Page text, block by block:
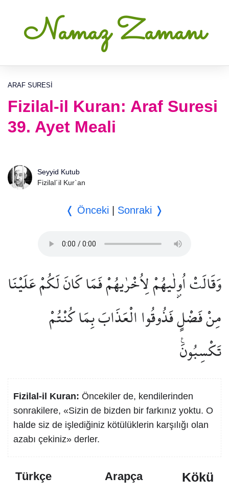
Namaz Zamanı
ARAF SURESI
Fizilal-il Kuran: Araf Suresi
39. Ayet Meali
Seyyid Kutub
Fizilal´il Kur`an
❬ Önceki Sonraki ❭
وَقَالَتْ اُو۫لٰيهُمْ لِاُخْرٰيهُمْ فَمَا كَانَ لَكُمْ عَلَيْنَا
مِنْ فَضْلٍ فَذُوقُوا الْعَذَابَ بِمَا كُنْتُمْ
تَكْسِبُونَ۟
Fizilal-il Kuran: Öncekiler de, kendilerinden
sonrakilere, «Sizin de bizden bir farkınız yoktu. O
halde siz de işlediğiniz kötülüklerin karşılığı olan
azabı çekiniz» derler.
Türkçe Arapça Kökü